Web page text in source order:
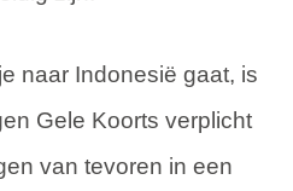
naar Indonesië gaat, is
Gele Koorts verplicht
van tevoren in een